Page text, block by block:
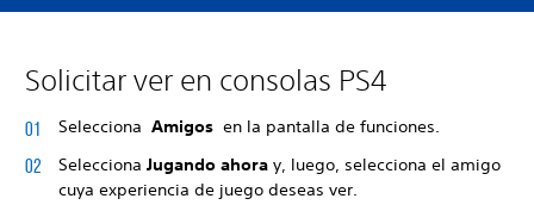
Solicitar ver en consolas PS4
Selecciona Amigos en la pantalla de funciones.
Selecciona Jugando ahora y, luego, selecciona el amigo
cuya experiencia de juego deseas ver.